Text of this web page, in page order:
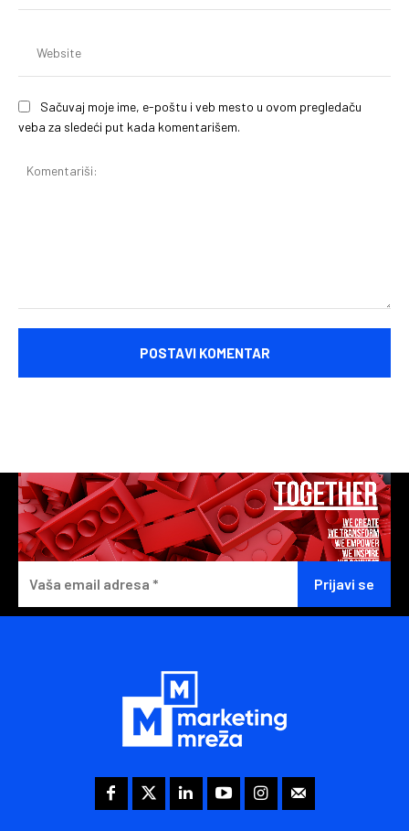
Sačuvaj moje ime, e-poštu i veb mesto u ovom pregledaču
veba za sledeći put kada komentarišem.